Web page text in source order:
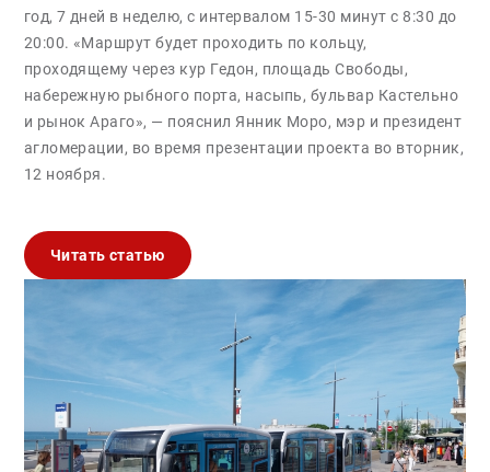
год, 7 дней в неделю, с интервалом 15-30 минут с 8:30 до
20:00. «Маршрут будет проходить по кольцу,
проходящему через кур Гедон, площадь Свободы,
набережную рыбного порта, насыпь, бульвар Кастельно
и рынок Араго», — пояснил Янник Моро, мэр и президент
агломерации, во время презентации проекта во вторник,
12 ноября.
Читать статью